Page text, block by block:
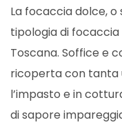
La focaccia dolce,
tipologia di
Toscana. Soffice e
ricoperta con tanta
l’impasto e in
di sapore